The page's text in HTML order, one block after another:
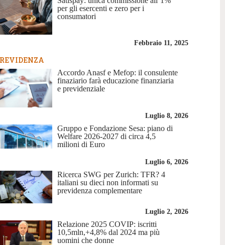
per gli esercenti e zero per i
consumatori
Febbraio 11, 2025
Accordo Anasf e Mefop: il consulente
finaziario farà educazione finanziaria
e previdenziale
Luglio 8, 2026
Gruppo e Fondazione Sesa: piano di
Welfare 2026-2027 di circa 4,5
milioni di Euro
Luglio 6, 2026
Ricerca SWG per Zurich: TFR? 4
italiani su dieci non informati su
previdenza complementare
Luglio 2, 2026
Relazione 2025 COVIP: iscritti
10,5mln,+4,8% dal 2024 ma più
uomini che donne